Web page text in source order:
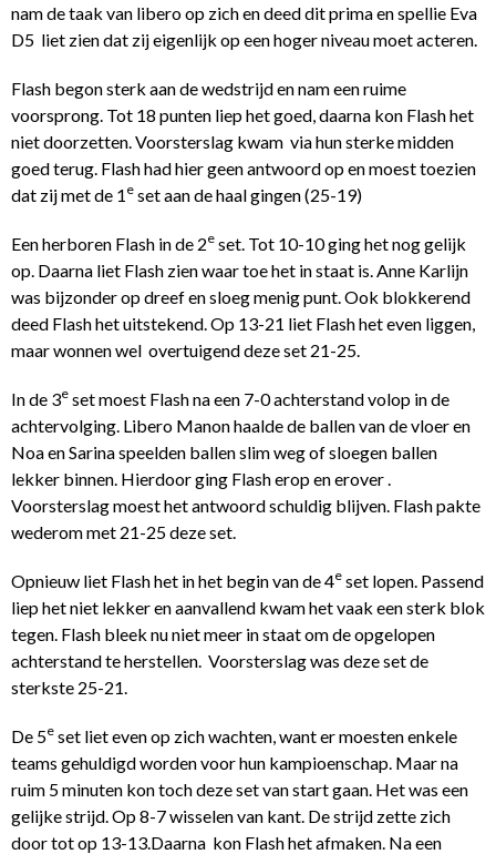
nam de taak van libero op zich en deed dit prima en spellie Eva
D5 liet zien dat zij eigenlijk op een hoger niveau moet acteren.
Flash begon sterk aan de wedstrijd en nam een ruime
voorsprong. Tot 18 punten liep het goed, daarna kon Flash het
niet doorzetten. Voorsterslag kwam via hun sterke midden
goed terug. Flash had hier geen antwoord op en moest toezien
dat zij met de 1 e set aan de haal gingen (25-19)
Een herboren Flash in de 2e set. Tot 10-10 ging het nog gelijk
op. Daarna liet Flash zien waar toe het in staat is. Anne Karlijn
was bijzonder op dreef en sloeg menig punt. Ook blokkerend
deed Flash het uitstekend. Op 13-21 liet Flash het even liggen,
maar wonnen wel overtuigend deze set 21-25.
In de 3e set moest Flash na een 7-0 achterstand volop in de
achtervolging. Libero Manon haalde de ballen van de vloer en
Noa en Sarina speelden ballen slim weg of sloegen ballen
lekker binnen. Hierdoor ging Flash erop en erover .
Voorsterslag moest het antwoord schuldig blijven. Flash pakte
wederom met 21-25 deze set.
Opnieuw liet Flash het in het begin van de 4e set lopen. Passend
liep het niet lekker en aanvallend kwam het vaak een sterk blok
tegen. Flash bleek nu niet meer in staat om de opgelopen
achterstand te herstellen. Voorsterslag was deze set de
sterkste 25-21.
De 5e set liet even op zich wachten, want er moesten enkele
teams gehuldigd worden voor hun kampioenschap. Maar na
ruim 5 minuten kon toch deze set van start gaan. Het was een
gelijke strijd. Op 8-7 wisselen van kant. De strijd zette zich
door tot op 13-13.Daarna kon Flash het afmaken. Na een